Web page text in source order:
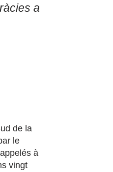
a
de la
le
à
vingt